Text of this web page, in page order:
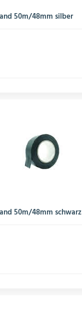
50m/48mm silber
50m/48mm schwarz